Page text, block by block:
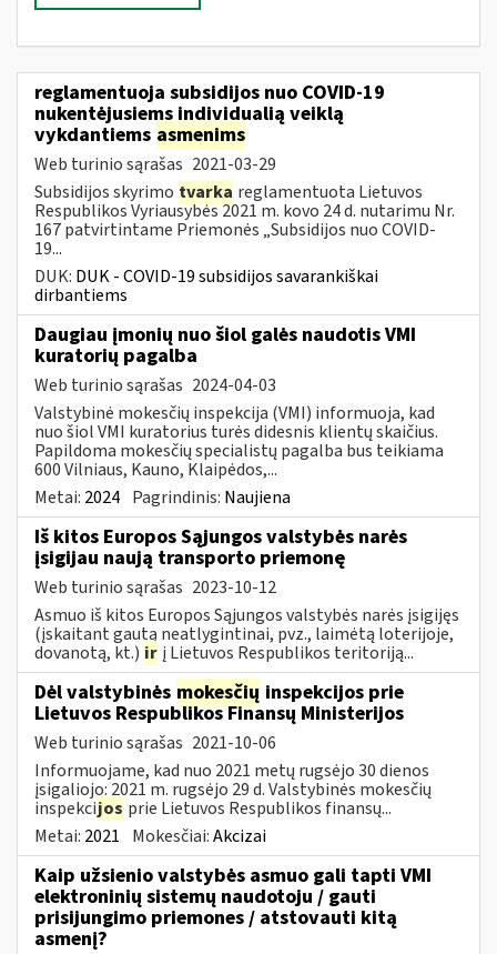
reglamentuoja subsidijos nuo COVID-19
nukentėjusiems individualią veiklą
vykdantiems asmenims
Web turinio sąrašas 2021-03-29
Subsidijos skyrimo tvarka reglamentuota Lietuvos
Respublikos Vyriausybės 2021 m. kovo 24 d. nutarimu Nr.
167 patvirtintame Priemonės „Subsidijos nuo COVID-
19...
DUK: DUK - COVID-19 subsidijos savarankiškai
dirbantiems
Daugiau įmonių nuo šiol galės naudotis VMI
kuratorių pagalba
Web turinio sąrašas 2024-04-03
Valstybinė mokesčių inspekcija (VMI) informuoja, kad
nuo šiol VMI kuratorius turės didesnis klientų skaičius.
Papildoma mokesčių specialistų pagalba bus teikiama
600 Vilniaus, Kauno, Klaipėdos,...
Metai: 2024 Pagrindinis: Naujiena
Iš kitos Europos Sąjungos valstybės narės
įsigijau naują transporto priemonę
Web turinio sąrašas 2023-10-12
Asmuo iš kitos Europos Sąjungos valstybės narės įsigijęs
(įskaitant gautą neatlygintinai, pvz., laimėtą loterijoje,
dovanotą, kt.) ir į Lietuvos Respublikos teritoriją...
Dėl valstybinės mokesčių inspekcijos prie
Lietuvos Respublikos Finansų Ministerijos
Web turinio sąrašas 2021-10-06
Informuojame, kad nuo 2021 metų rugsėjo 30 dienos
įsigaliojo: 2021 m. rugsėjo 29 d. Valstybinės mokesčių
inspekcijos prie Lietuvos Respublikos finansų...
Metai: 2021 Mokesčiai:Akcizai
Kaip užsienio valstybės asmuo gali tapti VMI
elektroninių sistemų naudotoju / gauti
prisijungimo priemones / atstovauti kitą
asmenį?